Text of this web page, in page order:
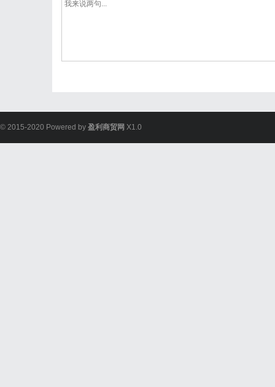
© 2015-2020 Powered by 盈利商贸网 X1.0